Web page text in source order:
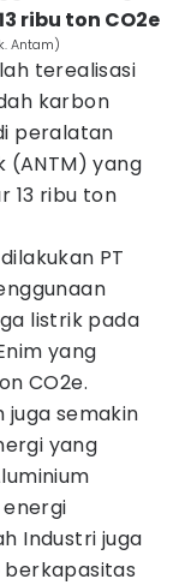
ribu ton CO2e
Antam)
terealisasi
karbon
peralatan
(ANTM) yang
13 ribu ton
PT
listrik pada
yang
CO2e.
juga semakin
yang
Industri juga
berkapasitas